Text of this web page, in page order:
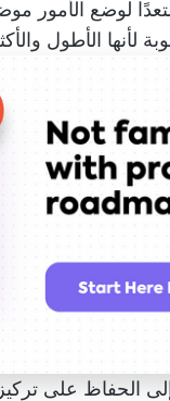
لوضع الأمور
لأنها الأطول
الحفاظ على